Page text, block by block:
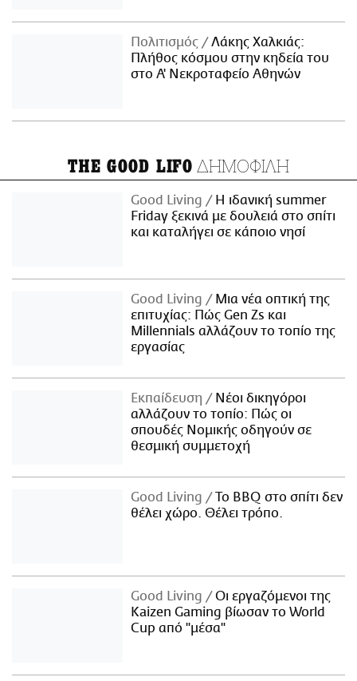
Πολιτισμός
Λάκης Χαλκιάς:
Πλήθος κόσμου στην κηδεία του
στο Α' Νεκροταφείο Αθηνών
THE GOOD LIFO ΔΗΜΟΦΙΛΗ
Good Living
Η ιδανική summer
Friday ξεκινά με δουλειά στο σπίτι
και καταλήγει σε κάποιο νησί
Good Living
Μια νέα οπτική της
επιτυχίας: Πώς Gen Zs και
Millennials αλλάζουν το τοπίο της
εργασίας
Εκπαίδευση
Νέοι δικηγόροι
αλλάζουν το τοπίο: Πώς οι
σπουδές Νομικής οδηγούν σε
θεσμική συμμετοχή
Good Living
Το BBQ στο σπίτι δεν
θέλει χώρο. Θέλει τρόπο.
Good Living
Οι εργαζόμενοι της
Kaizen Gaming βίωσαν το World
Cup από "μέσα"